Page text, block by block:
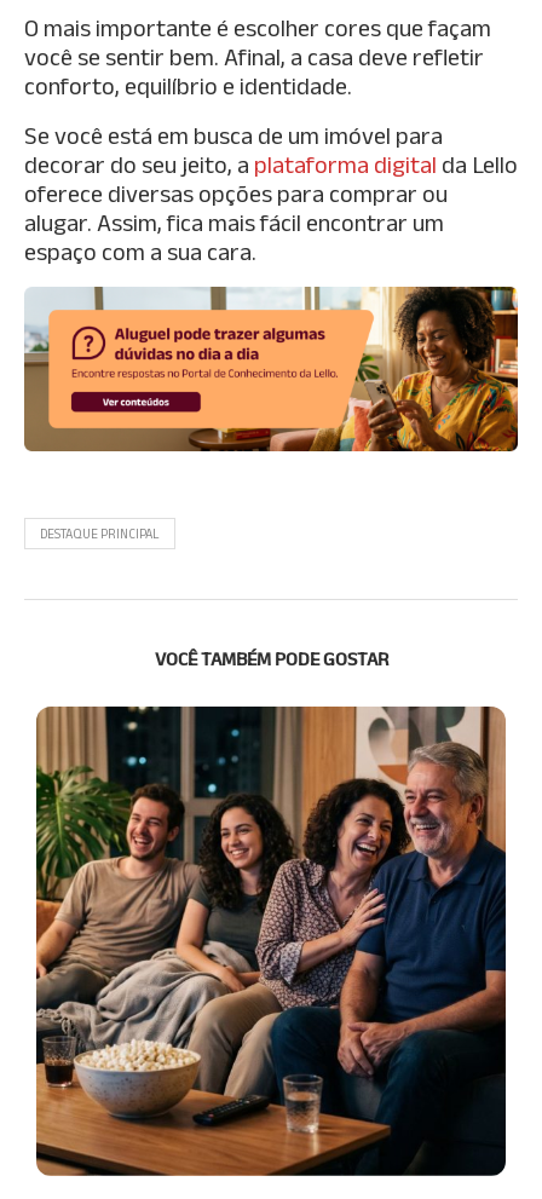
O mais importante é escolher cores que façam
você se sentir bem. Afinal, a casa deve refletir
conforto, equilíbrio e identidade.
Se você está em busca de um imóvel para
decorar do seu jeito, a plataforma digital da Lello
oferece diversas opções para comprar ou
alugar. Assim, fica mais fácil encontrar um
espaço com a sua cara.
DESTAQUE PRINCIPAL
VOCÊ TAMBÉM PODE GOSTAR